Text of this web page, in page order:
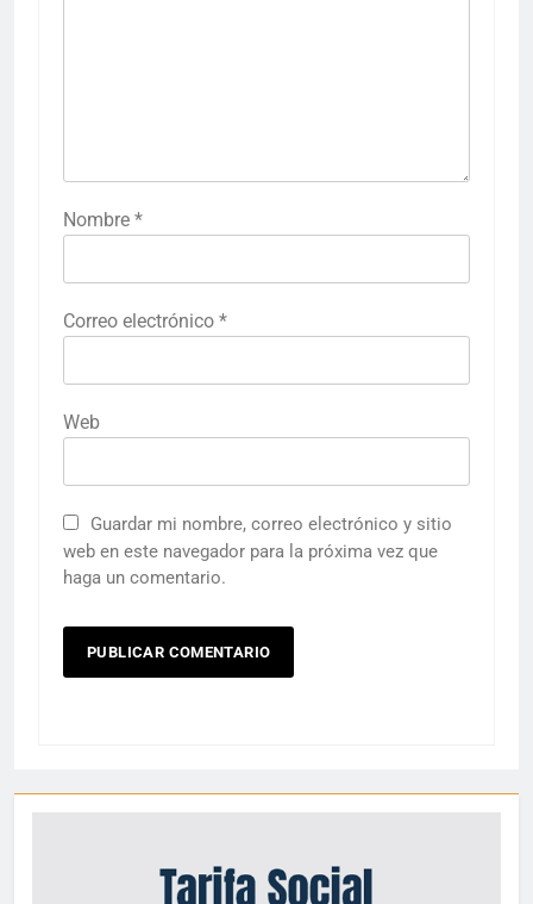
Nombre *
Correo electrónico *
Web
Guardar mi nombre, correo electrónico y sitio
web en este navegador para la próxima vez que
haga un comentario.